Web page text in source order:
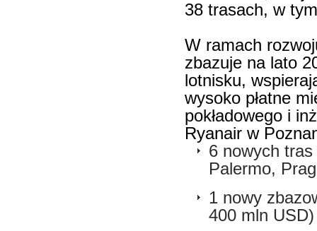
38 trasach, w
W ramach
zbazuje na lato
lotnisku,
wysoko płatne
pokładowego i
Ryanair w
6 nowych
Palermo,
1 nowy
400 mln